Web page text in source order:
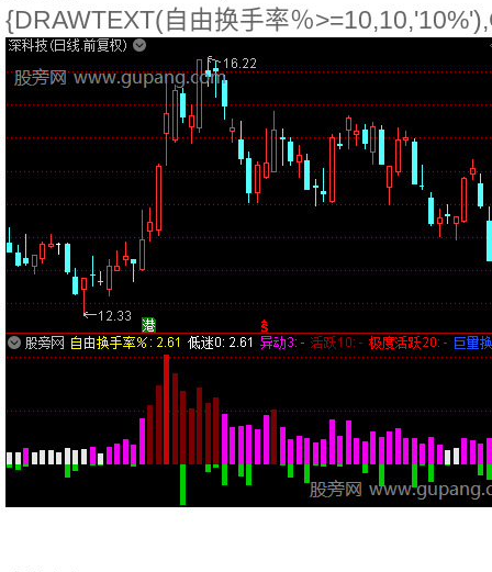
{DRAWTEXT(自由换手率％